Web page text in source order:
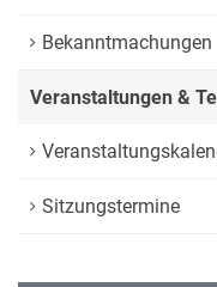
Bekanntmachungen
Veranstaltungen &
Sitzungstermine